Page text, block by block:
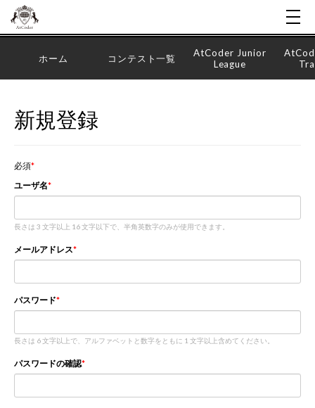
ホーム コンテスト一覧
AtCoder Junior
League
新規登録
必須
ユーザ名
長さは 3 文字以上 16 文字以下で、半角英数字のみが使用できます。
メールアドレス
パスワード
長さは 6 文字以上で、アルファベットと数字をともに 1 文字以上含めてください。
パスワードの確認